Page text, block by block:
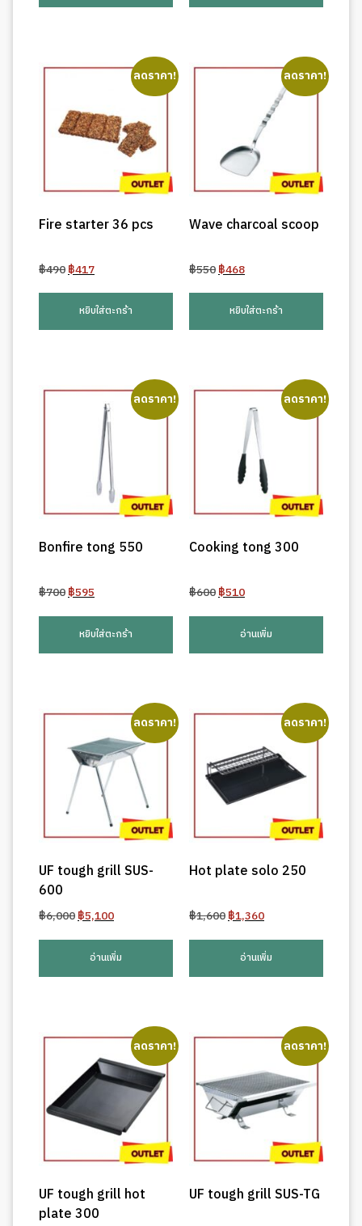
ลดราคา!
Fire starter 36 pcs
฿490Original
฿490.
฿417Current
is:
฿417.
หยิบใส่ตะกร้า
ลดราคา!
Wave charcoal scoop
฿550Original
฿550.
฿468Current
is:
฿468.
หยิบใส่ตะกร้า
ลดราคา!
Bonfire tong 550
฿700Original
฿700.
฿595
is:
฿595.
หยิบใส่ตะกร้า
ลดราคา!
Cooking tong 300
฿600Original
฿600.
฿510Current
is:
฿510.
อ่านเพิ่ม
ลดราคา!
UF tough grill SUS-
600
฿6,000Original
was:
฿6,000.
฿5,100Current
is:
฿5,100.
อ่านเพิ่ม
ลดราคา!
Hot plate solo 250
฿1,600Original
was:
฿1,600.
฿1,360Current
is:
฿1,360.
อ่านเพิ่ม
ลดราคา!
UF tough grill hot
plate 300
ลดราคา!
UF tough grill SUS-TG